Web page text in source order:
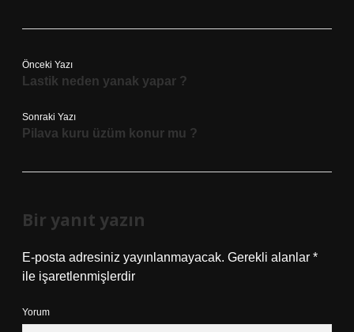
Önceki Yazı
Lastik neden yanak yapar ?
Sonraki Yazı
Pilava kuru üzüm konur mu ?
Bir yanıt yazın
E-posta adresiniz yayınlanmayacak. Gerekli alanlar *
ile işaretlenmişlerdir
Yorum